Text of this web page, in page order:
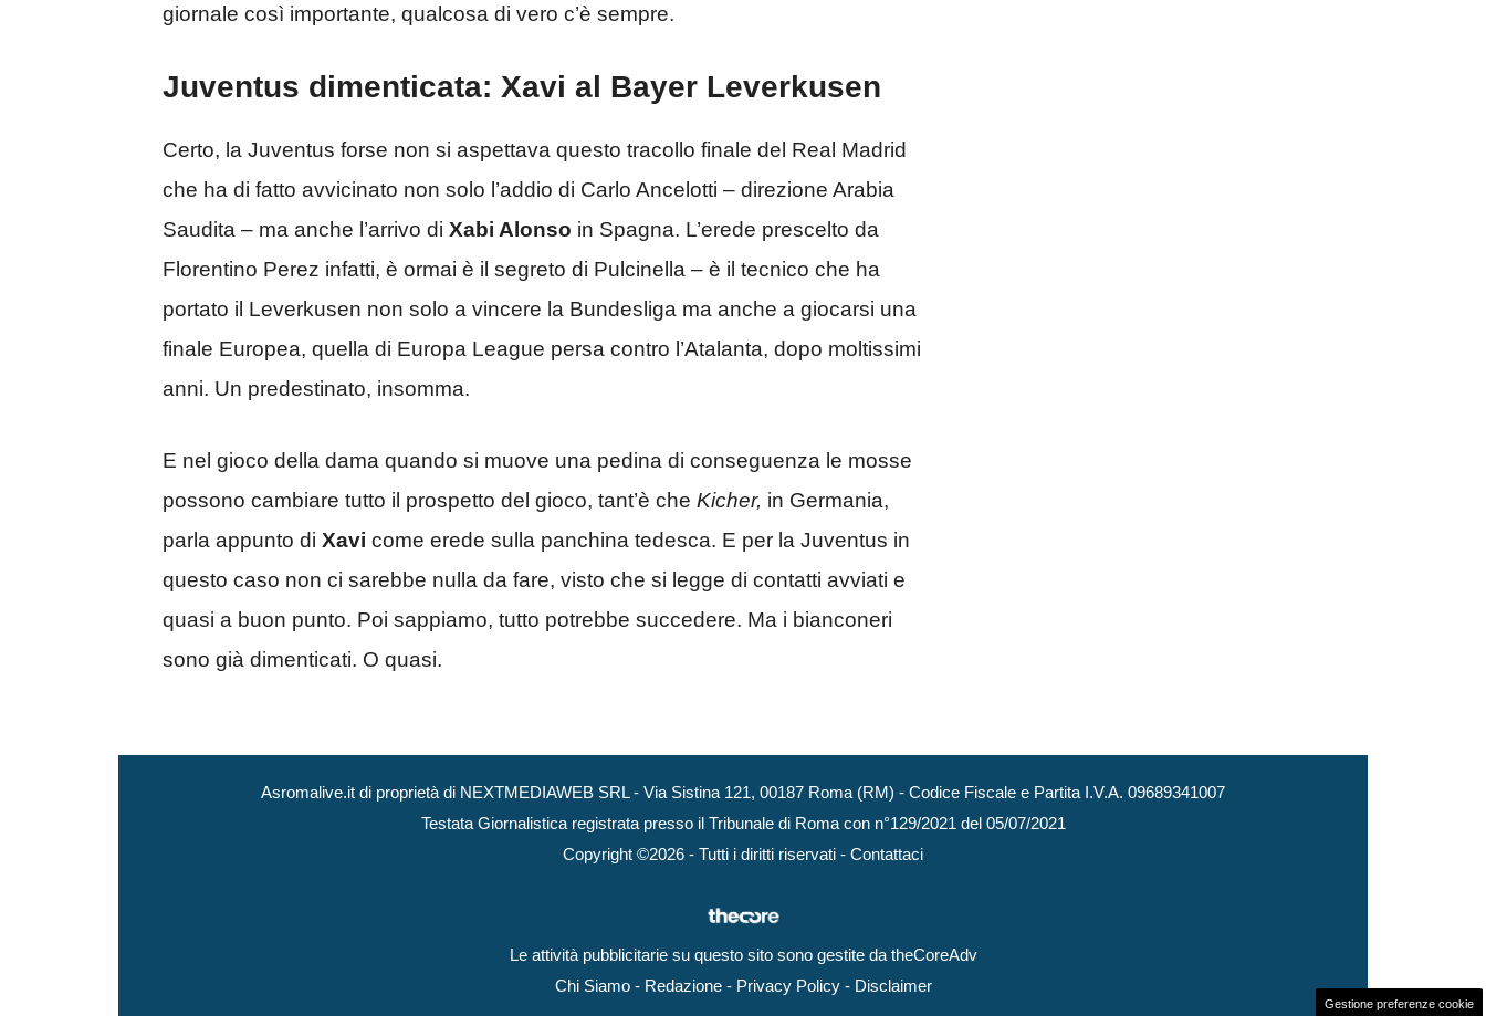
giornale così importante, qualcosa di vero c’è sempre.
Juventus dimenticata: Xavi al Bayer Leverkusen
Certo, la Juventus forse non si aspettava questo tracollo finale del Real Madrid
che ha di fatto avvicinato non solo l’addio di Carlo Ancelotti – direzione Arabia
Saudita – ma anche l’arrivo di Xabi Alonso in Spagna. L’erede prescelto da
Florentino Perez infatti, è ormai è il segreto di Pulcinella – è il tecnico che ha
portato il Leverkusen non solo a vincere la Bundesliga ma anche a giocarsi una
finale Europea, quella di Europa League persa contro l’Atalanta, dopo moltissimi
anni. Un predestinato, insomma.
E nel gioco della dama quando si muove una pedina di conseguenza le mosse
possono cambiare tutto il prospetto del gioco, tant’è che Kicher, in Germania,
parla appunto di Xavi come erede sulla panchina tedesca. E per la Juventus in
questo caso non ci sarebbe nulla da fare, visto che si legge di contatti avviati e
quasi a buon punto. Poi sappiamo, tutto potrebbe succedere. Ma i bianconeri
sono già dimenticati. O quasi.
Asromalive.it di proprietà di NEXTMEDIAWEB SRL - Via Sistina 121, 00187 Roma (RM) - Codice Fiscale e Partita I.V.A. 09689341007
Testata Giornalistica registrata presso il Tribunale di Roma con n°129/2021 del 05/07/2021
Copyright ©2026 - Tutti i diritti riservati - Contattaci
Le attività pubblicitarie su questo sito sono gestite da theCoreAdv
Chi Siamo- Redazione- Privacy Policy- Disclaimer
Gestione preferenze cookie